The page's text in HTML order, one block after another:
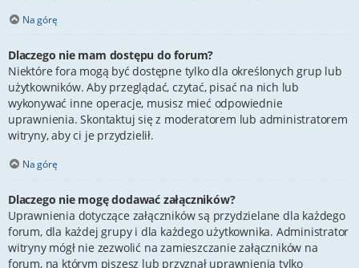
Na górę
Dlaczego nie mam dostępu do forum?
Niektóre fora mogą być dostępne tylko dla określonych grup lub
użytkowników. Aby przeglądać, czytać, pisać na nich lub
wykonywać inne operacje, musisz mieć odpowiednie
uprawnienia. Skontaktuj się z moderatorem lub administratorem
witryny, aby ci je przydzielił.
Na górę
Dlaczego nie mogę dodawać załączników?
Uprawnienia dotyczące załączników są przydzielane dla każdego
forum, dla każdej grupy i dla każdego użytkownika. Administrator
witryny mógł nie zezwolić na zamieszczanie załączników na
forum, na którym piszesz lub przyznał uprawnienia tylko